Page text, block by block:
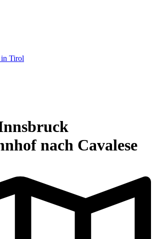
Tirol
nach Cavalese